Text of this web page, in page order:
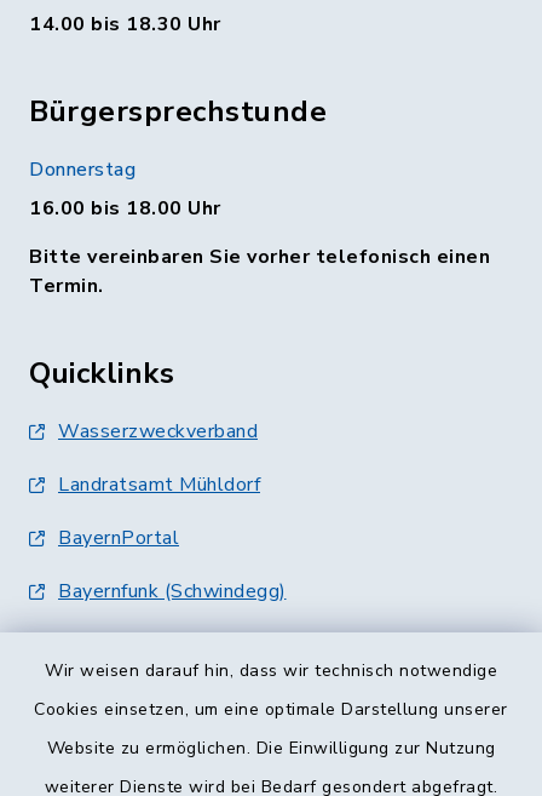
Wir weisen darauf hin, dass wir technisch notwendige
Cookies einsetzen, um eine optimale Darstellung unserer
Website zu ermöglichen. Die Einwilligung zur Nutzung
weiterer Dienste wird bei Bedarf gesondert abgefragt.
14.00 bis 18.30 Uhr
Bürgersprechstunde
Donnerstag
16.00 bis 18.00 Uhr
Bitte vereinbaren Sie vorher telefonisch einen
Termin.
Quicklinks
Wasserzweckverband
Landratsamt Mühldorf
BayernPortal
Bayernfunk (Schwindegg)